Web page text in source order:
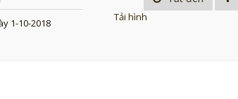
1-10-2018
Tải hình